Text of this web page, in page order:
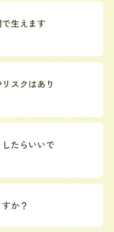
生えます
スクはあり
たらいいで
か？